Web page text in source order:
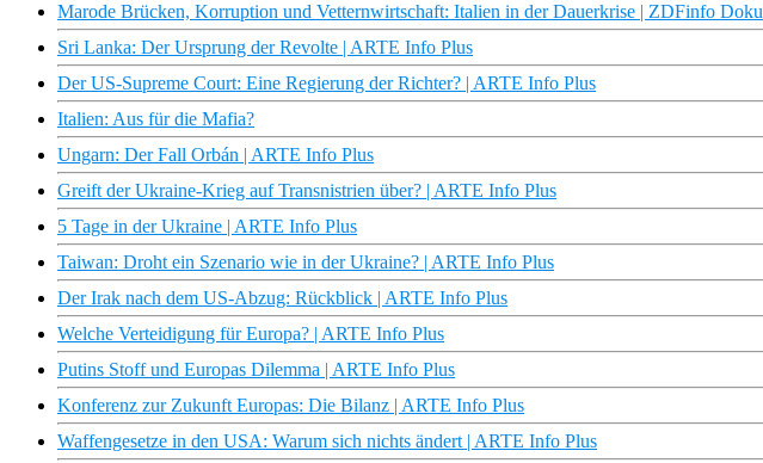
Marode Brücken, Korruption und Vetternwirtschaft: Italien in der Dauerkrise | ZDFinfo Doku
Sri Lanka: Der Ursprung der Revolte | ARTE Info Plus
Der US-Supreme Court: Eine Regierung der Richter? | ARTE Info Plus
Italien: Aus für die Mafia?
Ungarn: Der Fall Orbán | ARTE Info Plus
Greift der Ukraine-Krieg auf Transnistrien über? | ARTE Info Plus
5 Tage in der Ukraine | ARTE Info Plus
Taiwan: Droht ein Szenario wie in der Ukraine? | ARTE Info Plus
Der Irak nach dem US-Abzug: Rückblick | ARTE Info Plus
Welche Verteidigung für Europa? | ARTE Info Plus
Putins Stoff und Europas Dilemma | ARTE Info Plus
Konferenz zur Zukunft Europas: Die Bilanz | ARTE Info Plus
Waffengesetze in den USA: Warum sich nichts ändert | ARTE Info Plus